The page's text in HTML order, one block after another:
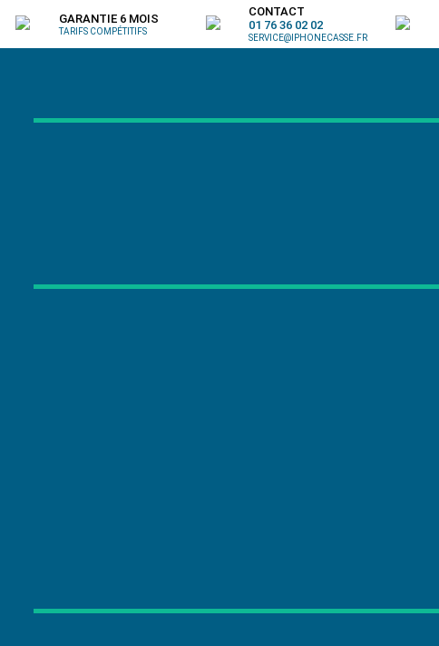
GARANTIE 6 MOIS
TARIFS COMPÉTITIFS
CONTACT
01 76 36 02 02
SERVICE@IPHONECASSE.FR